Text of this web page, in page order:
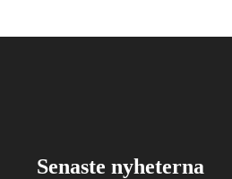
Senaste nyheterna